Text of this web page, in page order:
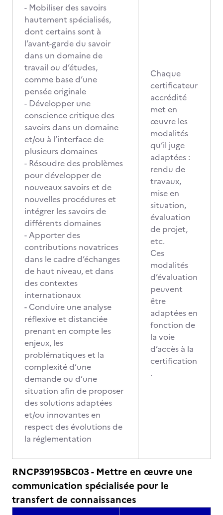
- Mobiliser des savoirs
hautement spécialisés,
dont certains sont à
l’avant-garde du savoir
dans un domaine de
travail ou d’études,
comme base d’une
pensée originale
- Développer une
conscience critique des
savoirs dans un domaine
et/ou à l’interface de
plusieurs domaines
- Résoudre des problèmes
pour développer de
nouveaux savoirs et de
nouvelles procédures et
intégrer les savoirs de
différents domaines
- Apporter des
contributions novatrices
dans le cadre d’échanges
de haut niveau, et dans
des contextes
internationaux
- Conduire une analyse
réflexive et distanciée
prenant en compte les
enjeux, les
problématiques et la
complexité d’une
demande ou d’une
situation afin de proposer
des solutions adaptées
et/ou innovantes en
respect des évolutions de
la réglementation
Chaque
certificateur
accrédité
met en
œuvre les
modalités
qu’il juge
adaptées :
rendu de
travaux,
mise en
situation,
évaluation
de projet,
etc.
Ces
modalités
d’évaluation
peuvent
être
adaptées en
fonction de
la voie
d’accès à la
certification
.
RNCP39195BC03 - Mettre en œuvre une
communication spécialisée pour le
transfert de connaissances